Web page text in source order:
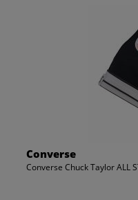
Converse
Converse Chuck Taylor ALL